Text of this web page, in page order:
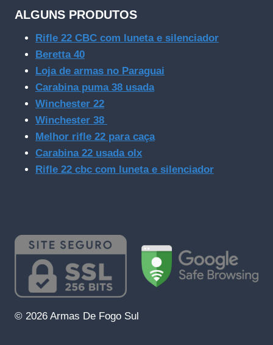
ALGUNS PRODUTOS
Rifle 22 CBC com luneta e silenciador
Beretta 40
Loja de armas no Paraguai
Carabina puma 38 usada
Winchester 22
Winchester 38
Melhor rifle 22 para caça
Carabina 22 usada olx
Rifle 22 cbc com luneta e silenciador
© 2026 Armas De Fogo Sul